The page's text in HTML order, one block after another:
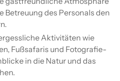
Betreuung des Personals den
Aktivitäten wie
Fußsafaris und Fotografie-
in die Natur und das